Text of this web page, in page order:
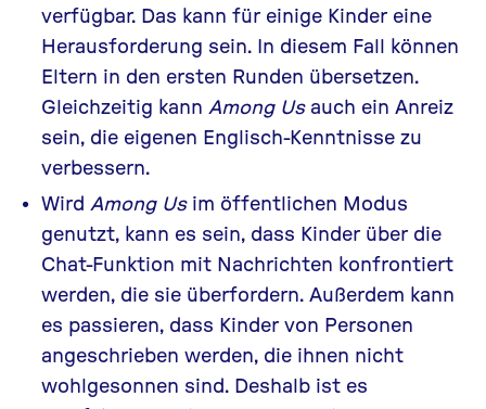
verfügbar. Das kann für einige Kinder eine
Herausforderung sein. In diesem Fall können
Eltern in den ersten Runden übersetzen.
Gleichzeitig kann Among Usauch ein Anreiz
sein, die eigenen Englisch-Kenntnisse zu
verbessern.
Wird Among Usim öffentlichen Modus
genutzt, kann es sein, dass Kinder über die
Chat-Funktion mit Nachrichten konfrontiert
werden, die sie überfordern. Außerdem kann
es passieren, dass Kinder von Personen
angeschrieben werden, die ihnen nicht
wohlgesonnen sind. Deshalb ist es